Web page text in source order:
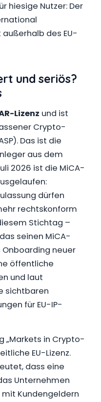
hiesige Nutzer: Der
des EU-
und seriös?
Lizenz und ist
Crypto-
Das ist die
aus dem
2026 ist die MiCA-
dürfen
rechtskonform
Stichtag –
seinen MiCA-
neuer
öffentliche
und laut
sichtbaren
für EU-IP-
„Markets in Crypto-
EU-Lizenz.
dass eine
Unternehmen
Kundengeldern